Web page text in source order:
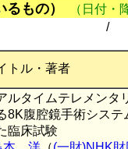
もの）
（日付・
/
トル・著者
ルタイムテレメンタ
8K腹腔鏡手術システ
臨床試験